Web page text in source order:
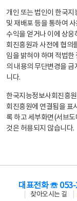
개인 또는 법인이 한국
및 재배포 등을 통하여
수익을 얻거나 이에 상
회진흥원과 사전에 협의
임을 밝혀야 하며 적법한
의 내용의 무단변경을
니다.
한국지능정보사회진흥
회진흥원에 연결됨을 표
록 하고 세부화면(서브
것은 허용되지 않습니다.
대표전화 ☏
찾아오시는 길